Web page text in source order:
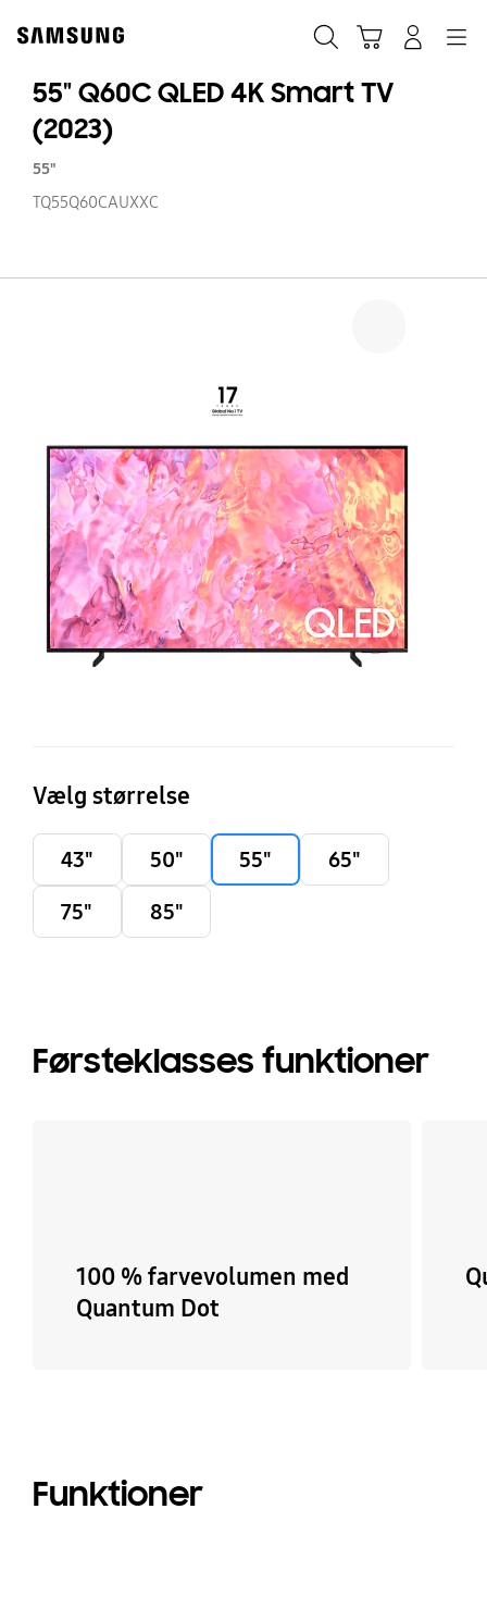
content
55" Q60C QLED 4K Smart TV
(2023)
55"
TQ55Q60CAUXXC
Vælg størrelse
43" 50" 55"
65"
75"
85"
Førsteklasses funktioner
100 % farvevolumen med
Quantum Dot
Funktioner